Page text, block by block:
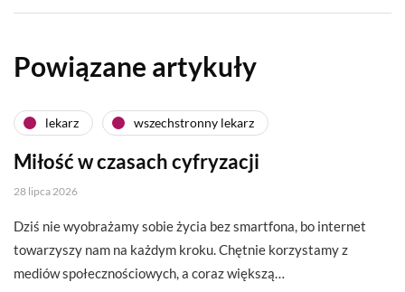
Powiązane artykuły
lekarz wszechstronny lekarz
Miłość w czasach cyfryzacji
28 lipca 2026
Dziś nie wyobrażamy sobie życia bez smartfona, bo internet
towarzyszy nam na każdym kroku. Chętnie korzystamy z
mediów społecznościowych, a coraz większą…